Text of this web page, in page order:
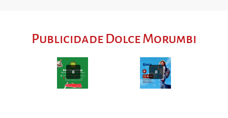
Publicidade Dolce Morumbi